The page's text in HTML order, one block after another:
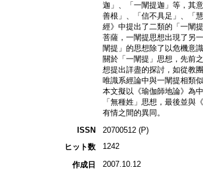
迦」、「一闡提迦」等，其
善根」、「信不具足」、「
經》中提出了二類的「一闡
菩薩，一闡提思想出現了另
闡提」的思想除了以危機意
關於「一闡提」思想，先前
想提出詳盡的探討，如從教
唯識系經論中與一闡提相類
本文擬以《瑜伽師地論》為
「無種姓」思想，最後並與
有情之間的異同。
ISSN
20700512 (P)
ヒット数
1242
作成日 2007.10.12